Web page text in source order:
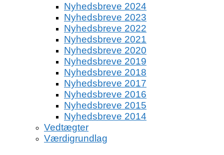
Nyhedsbreve 2024
Nyhedsbreve 2023
Nyhedsbreve 2022
Nyhedsbreve 2021
Nyhedsbreve 2020
Nyhedsbreve 2019
Nyhedsbreve 2018
Nyhedsbreve 2017
Nyhedsbreve 2016
Nyhedsbreve 2015
Nyhedsbreve 2014
Vedtægter
Værdigrundlag